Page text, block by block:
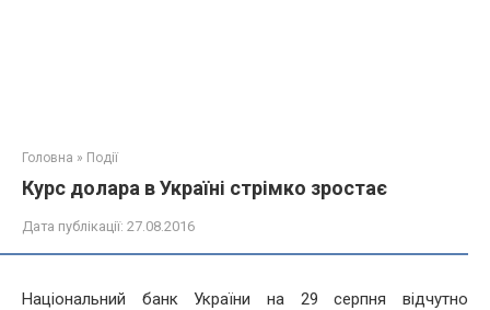
Головна » Події
Курс долара в Україні стрімко зростає
Дата публікації: 27.08.2016
Національний банк України на 29 серпня відчутно